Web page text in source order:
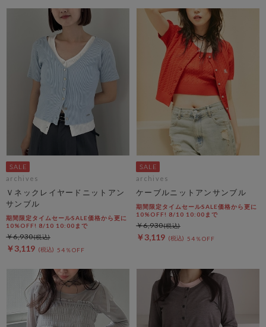
archives
Ｖネックレイヤードニットアン
サンブル
期間限定タイムセールSALE価格から更に
10%OFF! 8/10 10:00まで
￥3,119 54％OFF
￥6,930
archives
ケーブルニットアンサンブル
期間限定タイムセールSALE価格から更に
10%OFF! 8/10 10:00まで
￥3,119 54％OFF
￥6,930